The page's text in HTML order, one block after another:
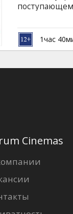
поступающем
Найт,Мелора
субтитрами
1час
Cinemas